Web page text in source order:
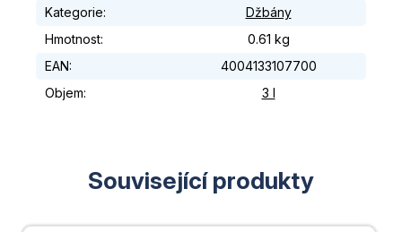
Související produkty
Kategorie:
Džbány
Hmotnost:
0.61 kg
EAN:
4004133107700
Objem: 3 l